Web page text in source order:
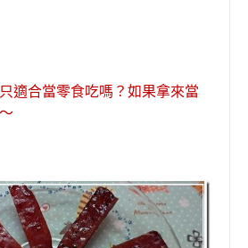
適合當零食吃嗎？如果拿來當